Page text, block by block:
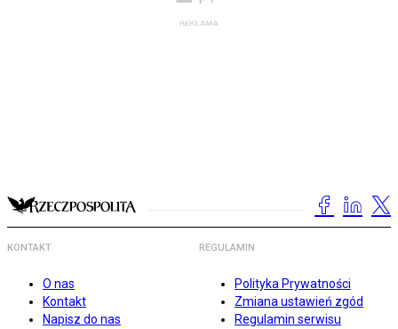
KONTAKT
O nas
Kontakt
Napisz do nas
REGULAMIN
Polityka Prywatności
Zmiana ustawień zgód
Regulamin serwisu